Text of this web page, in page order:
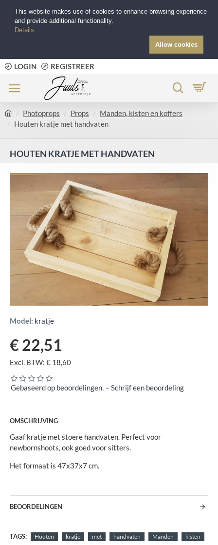
LOGIN REGISTREER
Photoprops Props
Manden, kisten en koffers
Houten kratje met handvaten
HOUTEN KRATJE MET HANDVATEN
Model: kratje
Gebaseerd op beoordelingen. - Schrijf een beoordeling
€ 22,51
Excl. BTW: € 18,60
OMSCHRIJVING
Gaaf kratje met stoere handvaten. Perfect voor
newbornshoots, ook goed voor sitters.
Het formaat is 47x37x7 cm.
BEOORDELINGEN
TAGS: Houten kratje met handvaten Manden
kisten
This website makes use of cookies to enhance browsing experience
and provide additional functionality.
Details
Allow cookies